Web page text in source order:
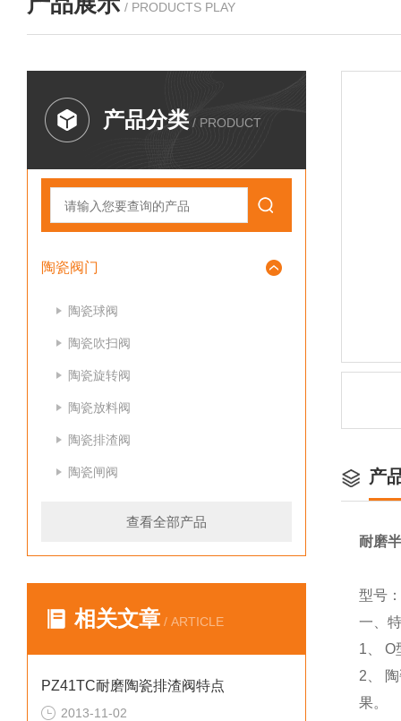
/ PRODUCTS PLAY
产品分类 / PRODUCT
陶瓷阀门
陶瓷球阀
陶瓷吹扫阀
陶瓷旋转阀
陶瓷放料阀
陶瓷排渣阀
陶瓷闸阀
查看全部产品
相关文章 / ARTICLE
PZ41TC耐磨陶瓷排渣阀特点
2013-11-02
产
耐磨
型号
一、
1、 O
2、
果。